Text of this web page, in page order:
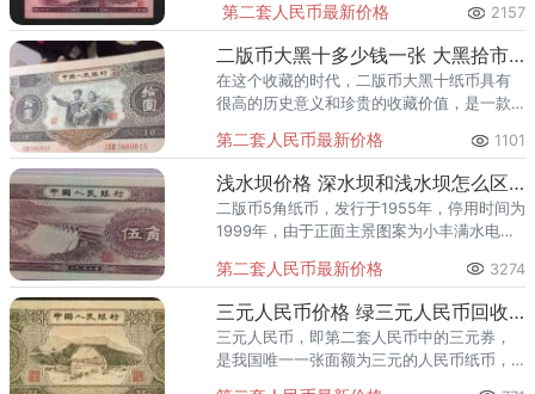
一览详情图片实时变化，我们要具体变化具
体看待纸币市价的行情！
第二套人民币最新价格 2157
二版币大黑十多少钱一张 大黑拾市场价格
在这个收藏的时代，二版币大黑十纸币具有
很高的历史意义和珍贵的收藏价值，是一款
黑十纸币存世数量已经很稀少了，但是还是
阻挡不住众多藏友对于收藏二版
第二套人民币最新价格 1101
浅水坝价格 深水坝和浅水坝怎么区别
二版币5角纸币，发行于1955年，停用时间为
1999年，由于正面主景图案为小丰满水电
库5角）。 发行时间：1955年
第二套人民币最新价格 3274
三元人民币价格 绿三元人民币回收价格
三元人民币，即第二套人民币中的三元券，
是我国唯一一张面额为三元的人民币纸币，